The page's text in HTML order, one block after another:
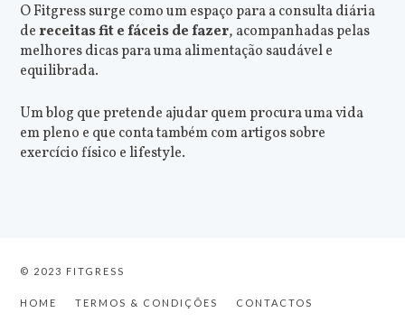
O Fitgress surge como um espaço para a consulta diária
dereceitas fit e fáceis de fazer, acompanhadas pelas
melhores dicas para uma alimentação saudável e
equilibrada.
Um blog que pretende ajudar quem procura uma vida
em pleno e que conta também com artigos sobre
exercício físico e lifestyle.
© 2023 FITGRESS
HOME TERMOS & CONDIÇÕES CONTACTOS